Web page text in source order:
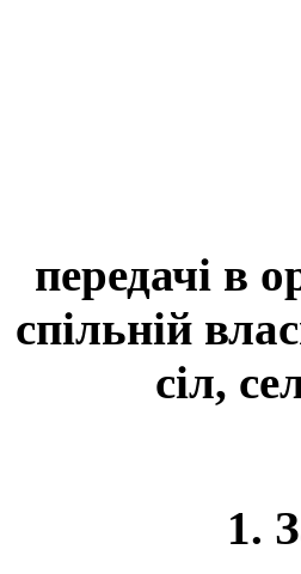
передачі в
спільній
сіл,
1.